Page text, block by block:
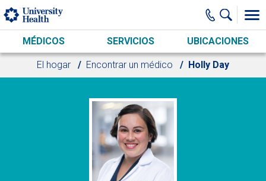
Skip to main content
MÉDICOS SERVICIOS UBICACIONES
El hogar Encontrar un médico Holly Day